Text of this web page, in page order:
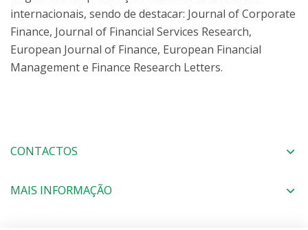
internacionais, sendo de destacar: Journal of Corporate
Finance, Journal of Financial Services Research,
European Journal of Finance, European Financial
Management e Finance Research Letters.
CONTACTOS
MAIS INFORMAÇÃO